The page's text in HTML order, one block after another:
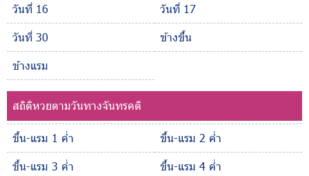
วันที่ 16
วันที่ 17
วันที่ 30
ข้างขึ้น
ข้างแรม
สถิติหวยตามวันทางจันทรคติ
ขึ้น-แรม 1 ค่ำ
ขึ้น-แรม 2 ค่ำ
ขึ้น-แรม 3 ค่ำ
ขึ้น-แรม 4 ค่ำ